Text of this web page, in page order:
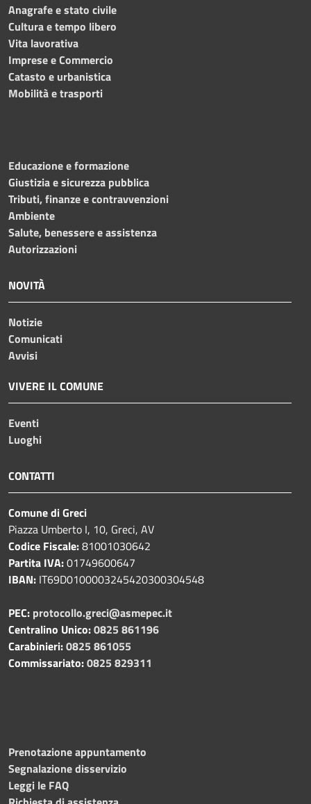
Anagrafe e stato civile
Cultura e tempo libero
Vita lavorativa
Imprese e Commercio
Catasto e urbanistica
Mobilità e trasporti
Educazione e formazione
Giustizia e sicurezza pubblica
Tributi, finanze e contravvenzioni
Ambiente
Salute, benessere e assistenza
Autorizzazioni
NOVITÀ
Notizie
Comunicati
Avvisi
VIVERE IL COMUNE
Eventi
Luoghi
CONTATTI
Comune di Greci
Piazza Umberto I, 10, Greci, AV
Codice Fiscale:81001030642
Partita IVA:01749600647
IBAN: IT69D0100003245420300304548
PEC: protocollo.greci@asmepec.it
Centralino Unico:0825 861196
Carabinieri:0825 861055
Commissariato:0825 829311
Prenotazione appuntamento
Segnalazione disservizio
Leggi le FAQ